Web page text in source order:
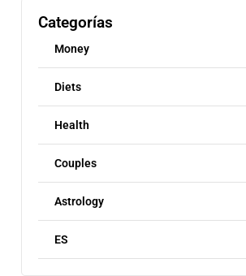
Categorías
Money
Diets
Health
Couples
Astrology
ES